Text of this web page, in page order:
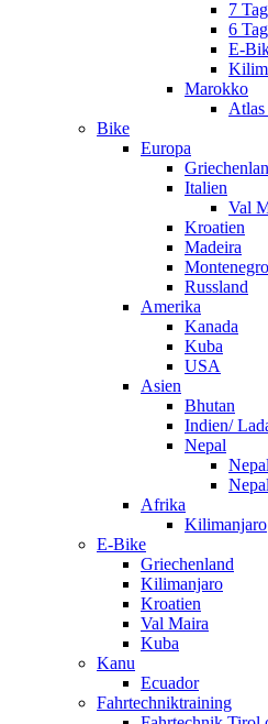
7
6
E-
Marokko
Bike
Europa
Italien
Val
Kroatien
Madeira
Montenegro
Russland
Amerika
Kanada
Kuba
USA
Asien
Bhutan
Indien/
Nepal
Afrika
Kilimanjaro
E-Bike
Griechenland
Kilimanjaro
Kroatien
Val Maira
Kuba
Kanu
Ecuador
Fahrtechniktraining